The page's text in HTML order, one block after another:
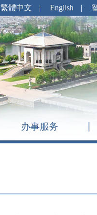
繁體中文 | English |
办事服务